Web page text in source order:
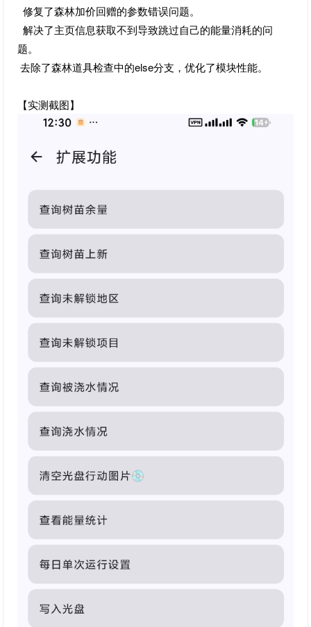
修复了森林加价回赠的参数错误问题。
解决了主页信息获取不到导致跳过自己的能量消耗的问
题。
去除了森林道具检查中的else分支，优化了模块性能。
【实测截图】